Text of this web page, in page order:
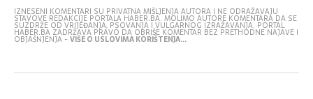
IZNESENI KOMENTARI SU PRIVATNA MIŠLJENJA AUTORA I NE ODRAŽAVAJU
STAVOVE REDAKCIJE PORTALA HABER.BA. MOLIMO AUTORE KOMENTARA DA SE
SUZDRŽE OD VRIJEĐANJA, PSOVANJA I VULGARNOG IZRAŽAVANJA. PORTAL
HABER.BA ZADRŽAVA PRAVO DA OBRIŠE KOMENTAR BEZ PRETHODNE NAJAVE I
OBJAŠNJENJA -VIŠE O USLOVIMA KORIŠTENJA...